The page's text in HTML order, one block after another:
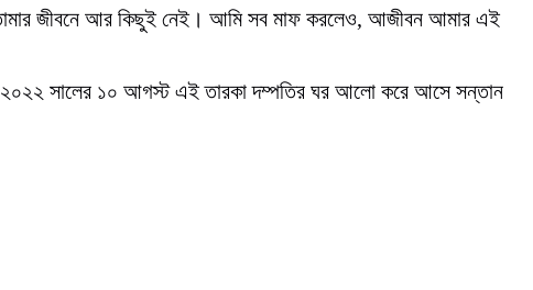
তোমার জীবনে আর কিছুই নেই। আমি সব মাফ করলেও, আজীবন আমার এই
২০২২ সালের ১০ আগস্ট এই তারকা দম্পতির ঘর আলো করে আসে সন্তান